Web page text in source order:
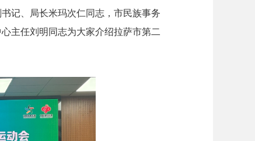
记、局长米玛次仁同志，市民族事务
主任刘明同志为大家介绍拉萨市第二